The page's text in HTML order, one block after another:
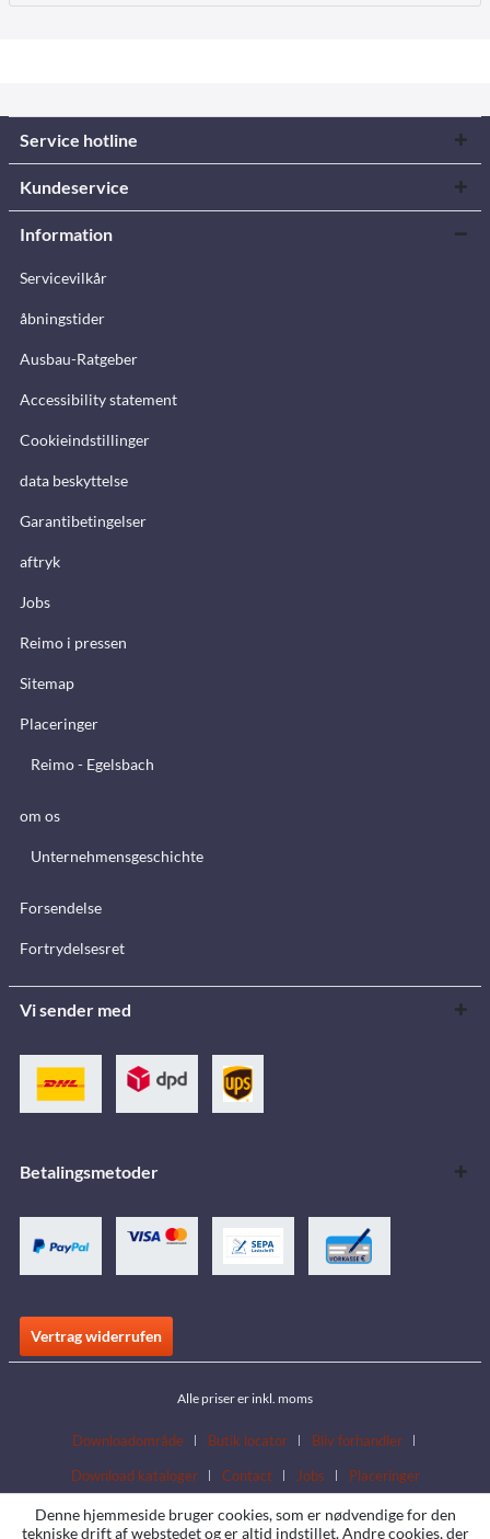
Service hotline
Kundeservice
Information
Servicevilkår
åbningstider
Ausbau-Ratgeber
Accessibility statement
Cookieindstillinger
data beskyttelse
Garantibetingelser
aftryk
Jobs
Reimo i pressen
Sitemap
Placeringer
Reimo - Egelsbach
om os
Unternehmensgeschichte
Forsendelse
Fortrydelsesret
Vi sender med
Betalingsmetoder
Vertrag widerrufen
Alle priser er inkl. moms
Downloadområde Butik locator
Bliv forhandler
Download kataloger
Contact Jobs Placeringer
Denne hjemmeside bruger cookies, som er nødvendige for den
tekniske drift af webstedet og er altid indstillet. Andre cookies, der